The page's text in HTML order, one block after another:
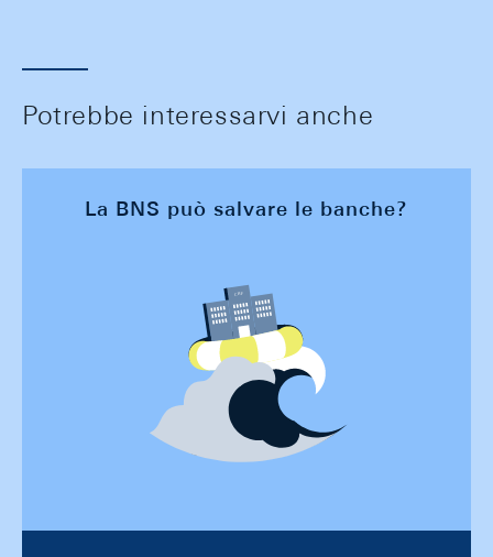
Potrebbe interessarvi anche
La BNS può salvare le banche?